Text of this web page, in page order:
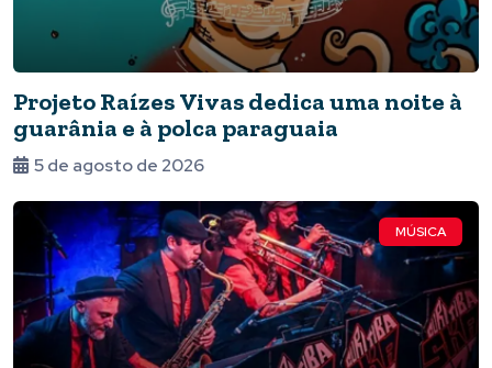
Projeto Raízes Vivas dedica uma noite à
guarânia e à polca paraguaia
5 de agosto de 2026
MÚSICA